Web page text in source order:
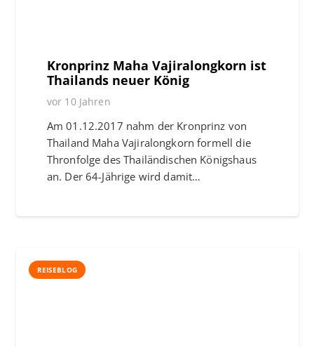
Kronprinz Maha Vajiralongkorn ist
Thailands neuer König
vor 10 Jahren
Am 01.12.2017 nahm der Kronprinz von
Thailand Maha Vajiralongkorn formell die
Thronfolge des Thailändischen Königshaus
an. Der 64-Jährige wird damit…
REISEBLOG